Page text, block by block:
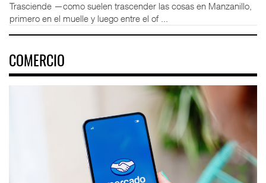
Trasciende —como suelen trascender las cosas en Manzanillo,
primero en el muelle y luego entre el of ...
COMERCIO